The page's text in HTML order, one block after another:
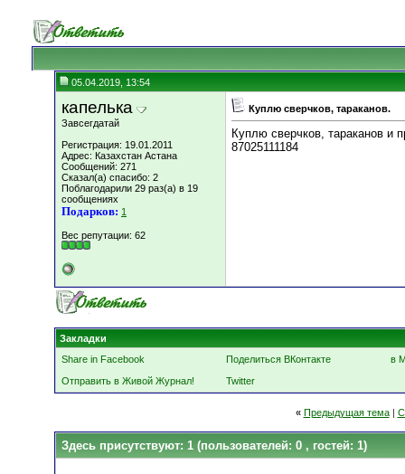
05.04.2019, 13:54
капелька
Завсегдатай
Регистрация: 19.01.2011
Адрес: Казахстан Астана
Сообщений: 271
Сказал(а) спасибо: 2
Поблагодарили 29 раз(а) в 19
сообщениях
Подарков: 1
Вес репутации: 62
Куплю сверчков, тараканов.
Куплю сверчков, тараканов и
87025111184
Закладки
Share in Facebook
Поделиться ВКонтакте
в
Отправить в Живой Журнал!
Twitter
« Предыдущая тема|
Здесь присутствуют: 1 (пользователей: 0 , гостей: 1)